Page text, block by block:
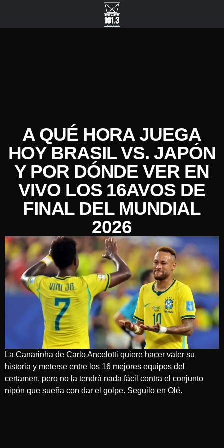
A QUÉ HORA JUEGA
HOY BRASIL VS. JAPÓN
Y POR DÓNDE VER EN
VIVO LOS 16AVOS DE
FINAL DEL MUNDIAL
2026
La Canarinha de Carlo Ancelotti quiere hacer valer su
historia y meterse entre los 16 mejores equipos del
certamen, pero no la tendrá nada fácil contra el conjunto
nipón que sueña con dar el golpe. Seguilo en Olé.